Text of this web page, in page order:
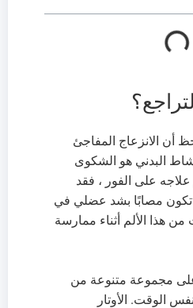
أن الانزعاج المفاجئ
البدني هو الشكوى
علاجه على الفور ، فقد
تكون مصابًا بشد عضلي في
هذا الألم أثناء ممارسة
مجموعة متنوعة من
الوقت. الأوتار